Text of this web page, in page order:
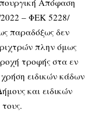
– ΦΕΚ 5228/
παραδόξως δεν
πλην όμως
τροφής στα εν
ειδικών κάδων
και ειδικών